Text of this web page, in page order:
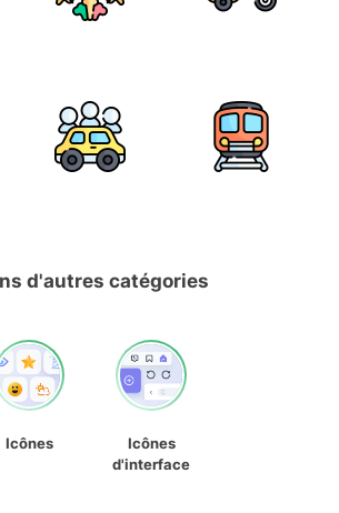
d'autres catégories
Icônes
Icônes
d'interface